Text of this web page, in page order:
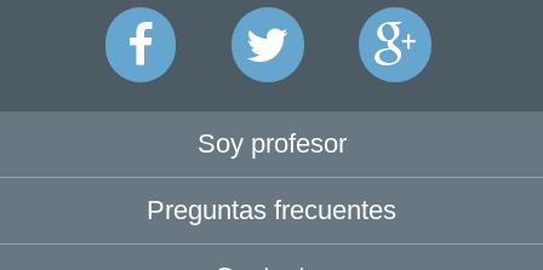
Soy profesor
Preguntas frecuentes